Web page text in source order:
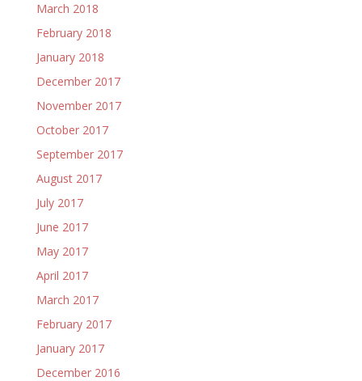
March 2018
February 2018
January 2018
December 2017
November 2017
October 2017
September 2017
August 2017
July 2017
June 2017
May 2017
April 2017
March 2017
February 2017
January 2017
December 2016